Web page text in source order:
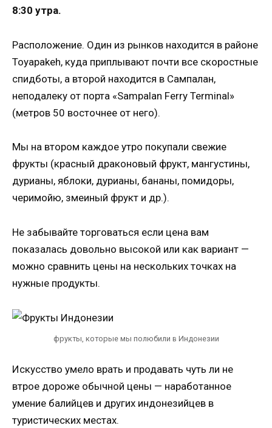
8:30 утра.
Расположение. Один из рынков находится в районе
Toyapakeh, куда приплывают почти все скоростные
спидботы, а второй находится в Сампалан,
неподалеку от порта «Sampalan Ferry Terminal»
(метров 50 восточнее от него).
Мы на втором каждое утро покупали свежие
фрукты (красный драконовый фрукт, мангустины,
дурианы, яблоки, дурианы, бананы, помидоры,
черимойю, змеиный фрукт и др.).
Не забывайте торговаться если цена вам
показалась довольно высокой или как вариант —
можно сравнить цены на нескольких точках на
нужные продукты.
фрукты, которые мы полюбили в Индонезии
Искусство умело врать и продавать чуть ли не
втрое дороже обычной цены — наработанное
умение балийцев и других индонезийцев в
туристических местах.